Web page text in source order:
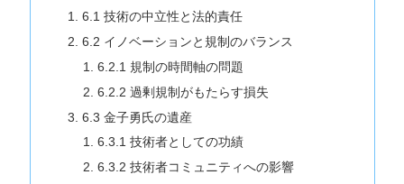
6.1 技術の中立性と法的責任
6.2 イノベーションと規制のバランス
6.2.1 規制の時間軸の問題
6.2.2 過剰規制がもたらす損失
6.3 金子勇氏の遺産
6.3.1 技術者としての功績
6.3.2 技術者コミュニティへの影響